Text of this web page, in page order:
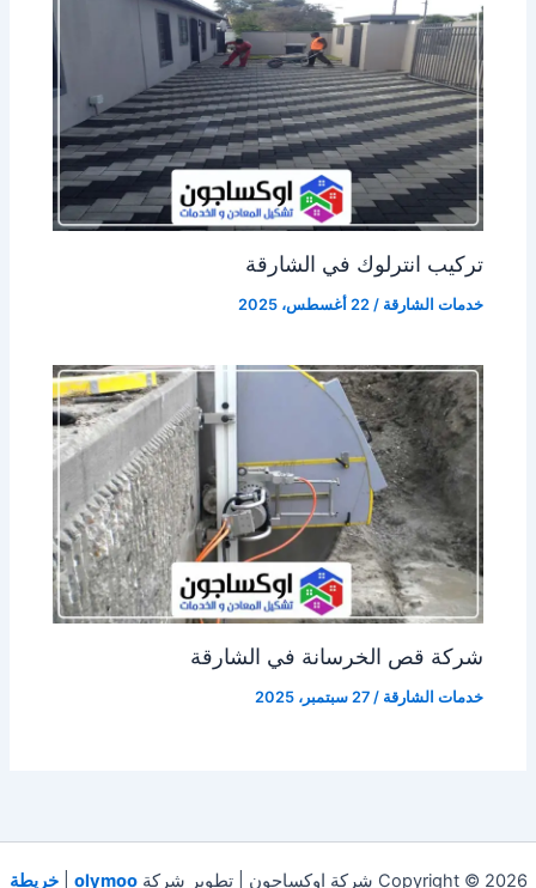
تركيب انترلوك في الشارقة
خدمات الشارقة /22 أغسطس، 2025
شركة قص الخرسانة في الشارقة
خدمات الشارقة /27 سبتمبر، 2025
Copyright © 2026 شركة اوكساجون | تطوير شركة olymoo
|خريطة